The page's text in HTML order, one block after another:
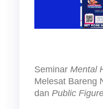
Seminar Mental
Melesat Bareng
dan Public